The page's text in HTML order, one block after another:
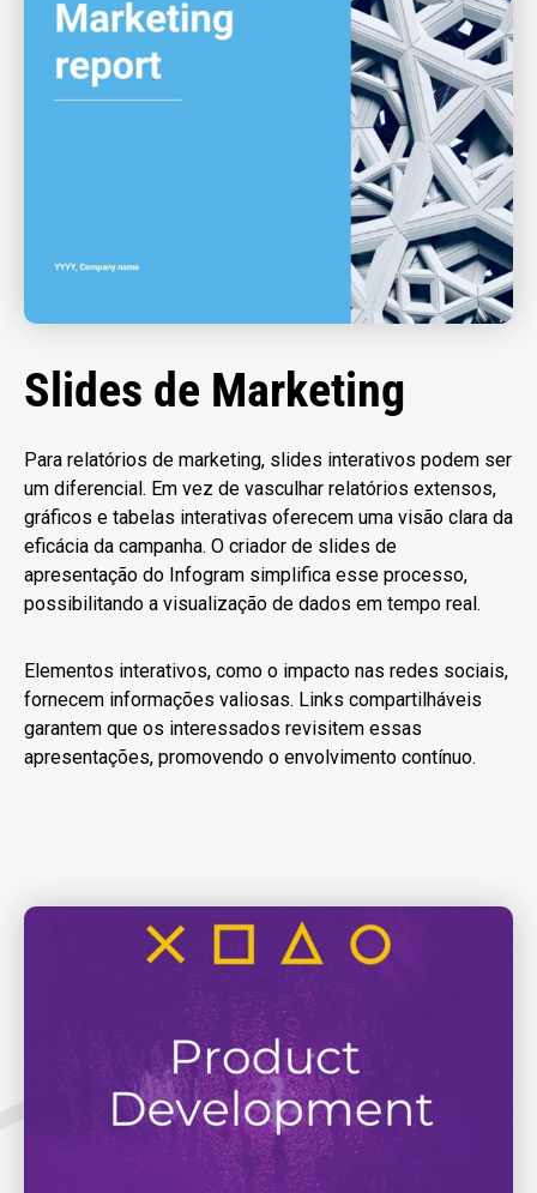
Slides de Marketing
Para relatórios de marketing, slides interativos podem ser
um diferencial. Em vez de vasculhar relatórios extensos,
gráficos e tabelas interativas oferecem uma visão clara da
eficácia da campanha. O criador de slides de
apresentação do Infogram simplifica esse processo,
possibilitando a visualização de dados em tempo real.
Elementos interativos, como o impacto nas redes sociais,
fornecem informações valiosas. Links compartilháveis
garantem que os interessados revisitem essas
apresentações, promovendo o envolvimento contínuo.